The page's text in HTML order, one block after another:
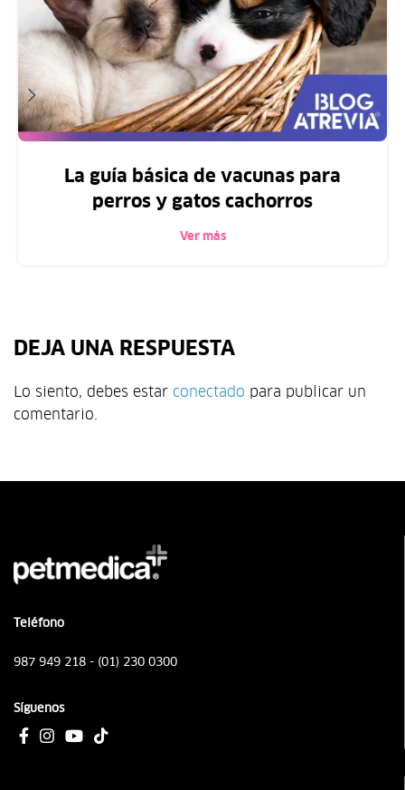
La guía básica de vacunas para
perros y gatos cachorros
Ver más
DEJA UNA RESPUESTA
Lo siento, debes estar conectado para publicar un
comentario.
Teléfono
987 949 218 - (01) 230 0300
Síguenos